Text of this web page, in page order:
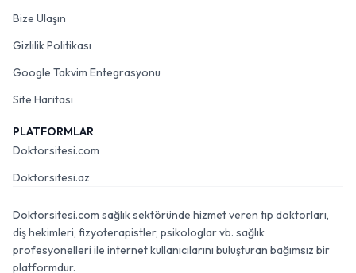
Bize Ulaşın
Gizlilik Politikası
Google Takvim Entegrasyonu
Site Haritası
PLATFORMLAR
Doktorsitesi.com
Doktorsitesi.az
Doktorsitesi.com sağlık sektöründe hizmet veren tıp doktorları,
diş hekimleri, fizyoterapistler, psikologlar vb. sağlık
profesyonelleri ile internet kullanıcılarını buluşturan bağımsız bir
platformdur.